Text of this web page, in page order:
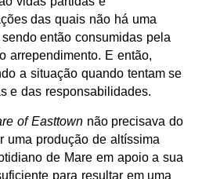
das quais não há uma
então consumidas pela
arrependimento. E então,
a situação quando tentam se
e das responsabilidades.
of Easttownnão precisava do
uma produção de altíssima
de Mare em apoio a sua
para resultar em uma